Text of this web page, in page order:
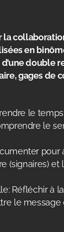
la
en
double
gages de
le
le
pour
(signaires) et
Réfléchir à
le message